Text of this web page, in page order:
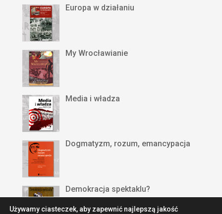
Europa w działaniu
My Wrocławianie
Media i władza
Dogmatyzm, rozum, emancypacja
Demokracja spektaklu?
Używamy ciasteczek, aby zapewnić najlepszą jakość